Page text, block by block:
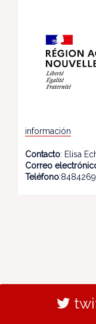
información
Contacto: Elisa
Correo
Teléfono